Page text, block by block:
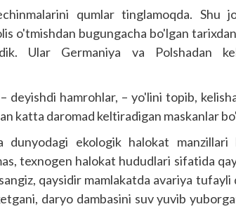
qumlar tinglamoqda. Shu
o'tmishdan bugungacha bo'lgan
Ular Germaniya va Polshadan
deyishdi hamrohlar, – yo'lini topib,
katta daromad keltiradigan maskanlar
dunyodagi ekologik halokat manzillari
texnogen halokat hududlari sifatida
qaysidir mamlakatda avariya tufayli
daryo dambasini suv yuvib